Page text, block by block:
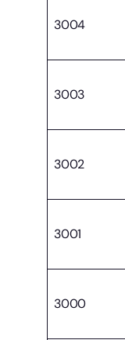
3004
3003
3002
3001
3000